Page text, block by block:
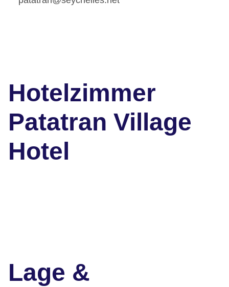
Hotelzimmer
Patatran Village
Hotel
Lage &